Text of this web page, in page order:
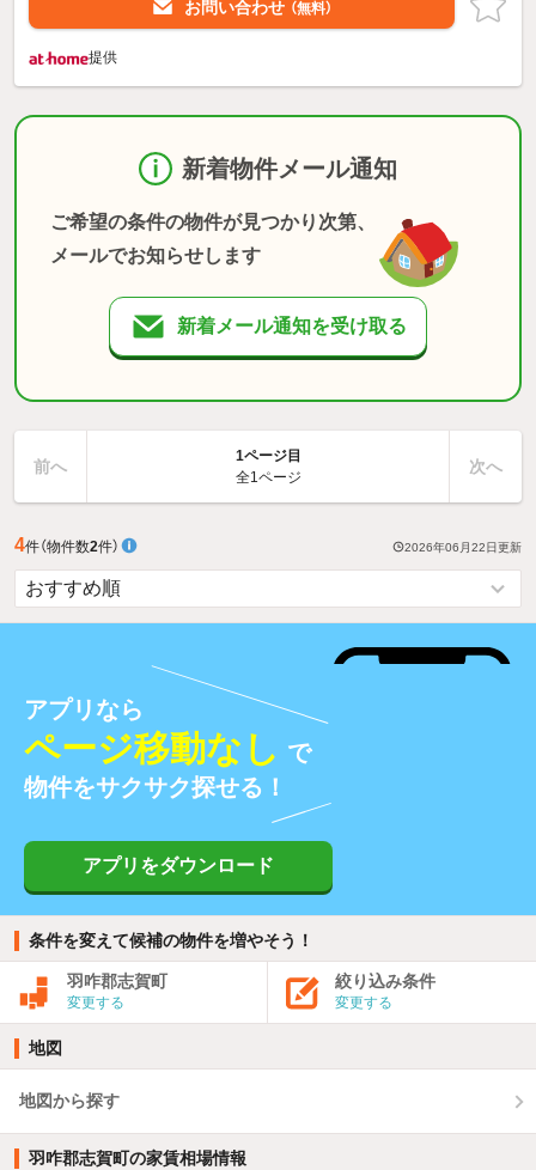
お問い合わせ （無料）
提供
新着物件メール通知
ご希望の条件の物件が見つかり次第、
メールでお知らせします
新着メール通知を受け取る
前へ
1ページ目
全1ページ
次へ
4件（物件数2件） 2026年06月22日更新
アプリなら
ページ移動なし で
物件をサクサク探せる！
アプリをダウンロード
条件を変えて候補の物件を増やそう！
羽咋郡志賀町
変更する
絞り込み条件
変更する
地図
地図から探す
羽咋郡志賀町の家賃相場情報